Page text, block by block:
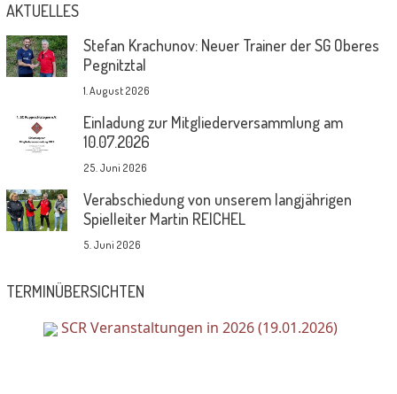
AKTUELLES
Stefan Krachunov: Neuer Trainer der SG Oberes
Pegnitztal
1. August 2026
Einladung zur Mitgliederversammlung am
10.07.2026
25. Juni 2026
Verabschiedung von unserem langjährigen
Spielleiter Martin REICHEL
5. Juni 2026
TERMINÜBERSICHTEN
SCR Veranstaltungen in 2026 (19.01.2026)